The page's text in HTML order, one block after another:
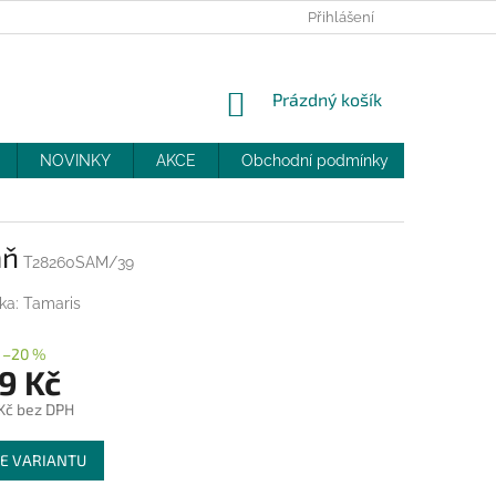
MOJE OBJEDNÁVKA
Přihlášení
NÁKUPNÍ
Prázdný košík
NOVINKY AKCE Obchodní podmínky
T28260SAM/39
Tamaris
–20 %
Kč
bez DPH
VARIANTU